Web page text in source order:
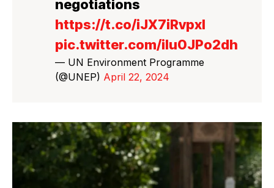
negotiations
https://t.co/iJX7iRvpxl
pic.twitter.com/iIu0JPo2dh
— UN Environment Programme
(@UNEP) April 22, 2024